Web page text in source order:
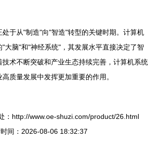
于从"制造"向"智造"转型的关键时期。计算机
大脑"和"神经系统"，其发展水平直接决定了智
术不断突破和产业生态持续完善，计算机系统
质量发展中发挥更加重要的作用。
：http://www.oe-shuzi.com/product/26.html
间：2026-08-06 18:32:37